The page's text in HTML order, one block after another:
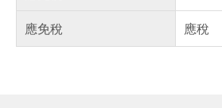
應免稅
應稅